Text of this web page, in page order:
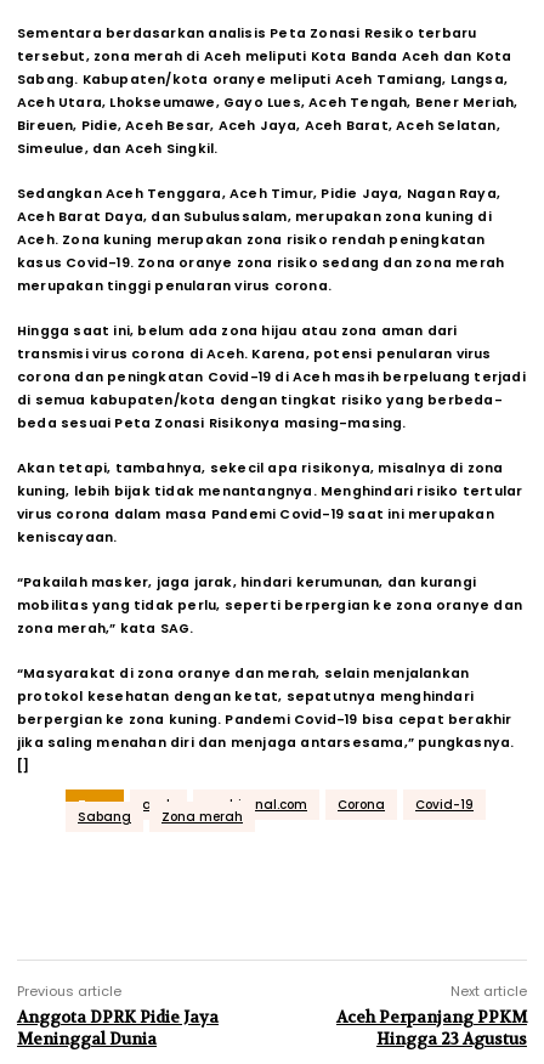
Sementara berdasarkan analisis Peta Zonasi Resiko terbaru
tersebut, zona merah di Aceh meliputi Kota Banda Aceh dan Kota
Sabang. Kabupaten/kota oranye meliputi Aceh Tamiang, Langsa,
Aceh Utara, Lhokseumawe, Gayo Lues, Aceh Tengah, Bener Meriah,
Bireuen, Pidie, Aceh Besar, Aceh Jaya, Aceh Barat, Aceh Selatan,
Simeulue, dan Aceh Singkil.
Sedangkan Aceh Tenggara, Aceh Timur, Pidie Jaya, Nagan Raya,
Aceh Barat Daya, dan Subulussalam, merupakan zona kuning di
Aceh. Zona kuning merupakan zona risiko rendah peningkatan
kasus Covid-19. Zona oranye zona risiko sedang dan zona merah
merupakan tinggi penularan virus corona.
Hingga saat ini, belum ada zona hijau atau zona aman dari
transmisi virus corona di Aceh. Karena, potensi penularan virus
corona dan peningkatan Covid-19 di Aceh masih berpeluang terjadi
di semua kabupaten/kota dengan tingkat risiko yang berbeda-
beda sesuai Peta Zonasi Risikonya masing-masing.
Akan tetapi, tambahnya, sekecil apa risikonya, misalnya di zona
kuning, lebih bijak tidak menantangnya. Menghindari risiko tertular
virus corona dalam masa Pandemi Covid-19 saat ini merupakan
keniscayaan.
“Pakailah masker, jaga jarak, hindari kerumunan, dan kurangi
mobilitas yang tidak perlu, seperti berpergian ke zona oranye dan
zona merah,” kata SAG.
“Masyarakat di zona oranye dan merah, selain menjalankan
protokol kesehatan dengan ketat, sepatutnya menghindari
berpergian ke zona kuning. Pandemi Covid-19 bisa cepat berakhir
jika saling menahan diri dan menjaga antarsesama,” pungkasnya.
[]
Tags aceh acehjurnal.com Corona Covid-19
Sabang Zona merah
Previous article
Anggota DPRK Pidie Jaya
Meninggal Dunia
Next article
Aceh Perpanjang PPKM
Hingga 23 Agustus